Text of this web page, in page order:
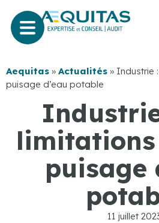
Aequitas » Actualités » Industrie
puisage d’eau potable
puisage
11 juillet